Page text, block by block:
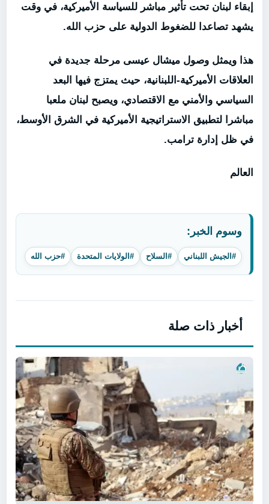
إبقاء لبنان تحت تأثير مباشر للسياسة الأميركية، في وقت
يشهد تصاعدا للضغوط الدولية على حزب الله.
هذا ويمثل وصول ميشال عيسى مرحلة جديدة في
العلاقات الأميركية-اللبنانية، حيث يمتزج فيها البعد
السياسي والأمني مع الاقتصادي، ويصبح لبنان ملعبا
مباشرا لتطبيق الاستراتيجية الأميركية في الشرق الأوسط،
في ظل إدارة ترامب.
العالم
وسوم الخبر:
#الجيش اللبناني #السلاح #الولايات المتحدة #حزب الله
أخبار ذات صلة